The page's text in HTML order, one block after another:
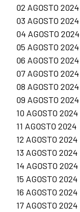
02 AGOSTO 2024
03 AGOSTO 2024
04 AGOSTO 2024
05 AGOSTO 2024
06 AGOSTO 2024
07 AGOSTO 2024
08 AGOSTO 2024
09 AGOSTO 2024
10 AGOSTO 2024
11 AGOSTO 2024
12 AGOSTO 2024
13 AGOSTO 2024
14 AGOSTO 2024
15 AGOSTO 2024
16 AGOSTO 2024
17 AGOSTO 2024